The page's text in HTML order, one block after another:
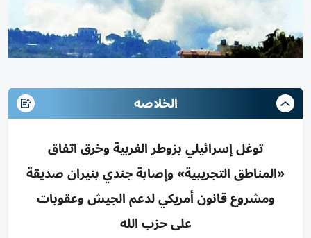
الخلاصه
توغل إسرائيلي بزوطر الغربية وخرق اتفاق
«المناطق التجريبية» وإصابة جندي بنيران صديقة
ومشروع قانون أمريكي لدعم الجيش وعقوبات
على حزب الله